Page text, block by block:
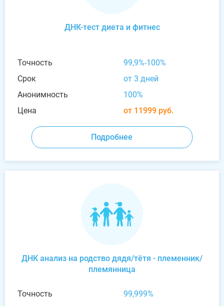
ДНК-тест диета и фитнес
Точность
99,9%-100%
Срок
от 3 дней
Анонимность
100%
Цена
от 11999 руб.
Подробнее
ДНК анализ на родство дядя/тётя - племенник/
племянница
Точность
99,999%